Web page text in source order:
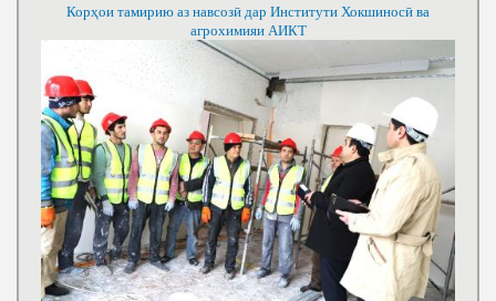
Корҳои тамирию аз навсозӣ дар Институти Хокшиносӣ ва
агрохимияи АИКТ